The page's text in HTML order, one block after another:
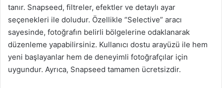
tanır. Snapseed, filtreler, efektler ve detaylı ayar
seçenekleri ile doludur. Özellikle “Selective” aracı
sayesinde, fotoğrafın belirli bölgelerine odaklanarak
düzenleme yapabilirsiniz. Kullanıcı dostu arayüzü ile hem
yeni başlayanlar hem de deneyimli fotoğrafçılar için
uygundur. Ayrıca, Snapseed tamamen ücretsizdir.